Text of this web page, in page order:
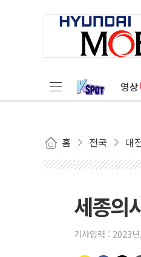
영상
홈 전국 대
세종의
기사입력 : 2023